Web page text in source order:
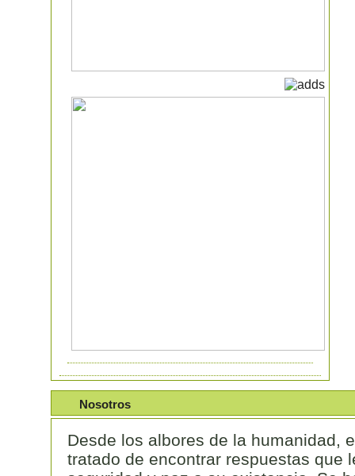
Nosotros
Desde los albores de la humanidad,
tratado de encontrar respuestas que